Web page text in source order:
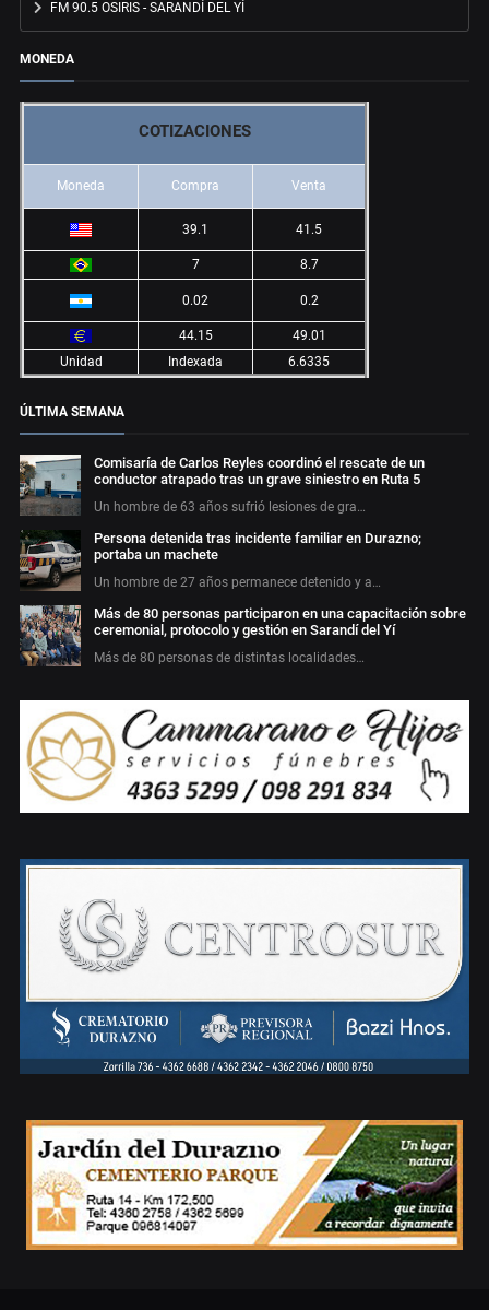
FM 90.5 OSIRIS - SARANDÍ DEL YÍ
MONEDA
COTIZACIONES
Moneda Compra Venta
39.1 41.5
7 8.7
0.02 0.2
44.15
49.01
Unidad
Indexada 6.6335
ÚLTIMA SEMANA
Comisaría de Carlos Reyles coordinó el rescate de un
conductor atrapado tras un grave siniestro en Ruta 5
Un hombre de 63 años sufrió lesiones de gra…
Persona detenida tras incidente familiar en Durazno;
portaba un machete
Un hombre de 27 años permanece detenido y a…
Más de 80 personas participaron en una capacitación sobre
ceremonial, protocolo y gestión en Sarandí del Yí
Más de 80 personas de distintas localidades…